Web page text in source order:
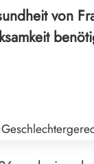
von